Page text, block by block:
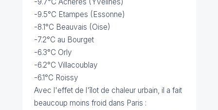
-9.5°C Etampes (Essonne)
-8.1°C Beauvais (Oise)
-7.2°C au Bourget
-6.3°C Orly
-6.2°C Villacoublay
-6.1°C Roissy
Avec l'effet de l'îlot de chaleur urbain, il a fait
beaucoup moins froid dans Paris :